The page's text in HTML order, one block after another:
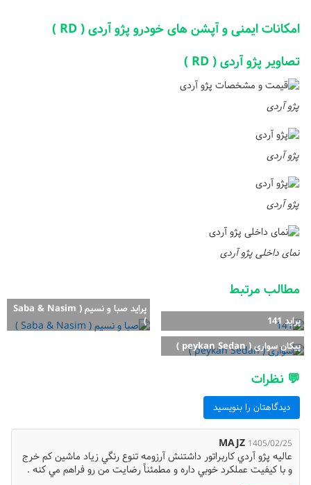
امکانات ایمنی و آپشن های خودرو پژو آردی ( RD )
تصاویر پژو آردی ( RD )
پژو آردی
پژو آردی
پژو آردی
نمای داخلی پژو آردی
مطالب مرتبط
پراید 141
پراید صبا و نسیم ( Saba & Nasim
)
پیکان سواری ( peykan Sedan )
💬 نظرات
دیدگاهتان را بنویسید
MAJZ 1405/02/25
عالیه پژو آردي کاربراتور داشتنش آرزومه تنوع رنگي زیاد ماشین کم خرج
و با کیفیت عملکرد خوبي داره و مطمئناً رضایت من رو فراهم مي کنه .